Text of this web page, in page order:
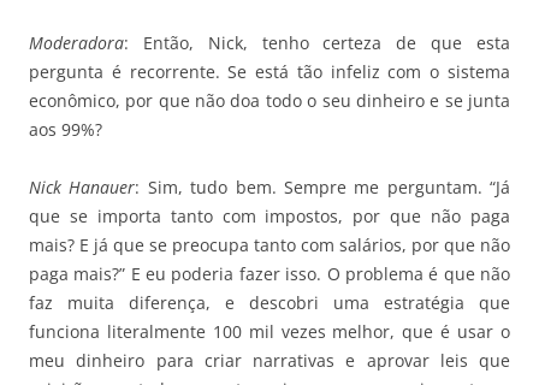
Moderadora: Então, Nick, tenho certeza de que esta
pergunta é recorrente. Se está tão infeliz com o sistema
econômico, por que não doa todo o seu dinheiro e se junta
aos 99%?
Nick Hanauer: Sim, tudo bem. Sempre me perguntam. “Já
que se importa tanto com impostos, por que não paga
mais? E já que se preocupa tanto com salários, por que não
paga mais?” E eu poderia fazer isso. O problema é que não
faz muita diferença, e descobri uma estratégia que
funciona literalmente 100 mil vezes melhor, que é usar o
meu dinheiro para criar narrativas e aprovar leis que